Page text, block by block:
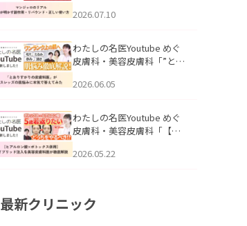
医師が明かす副作用・リバ
公開いたしました。
2026.07.10
わたしの名医Youtube めぐ
皮膚科・美容皮膚科「”とお
ッズの肌悩みに本気で答え
た。
2026.06.05
わたしの名医Youtube めぐ
皮膚科・美容皮膚科「【ヒ
用】ハイブリッド注入を美
2026.05.22
最新クリニック